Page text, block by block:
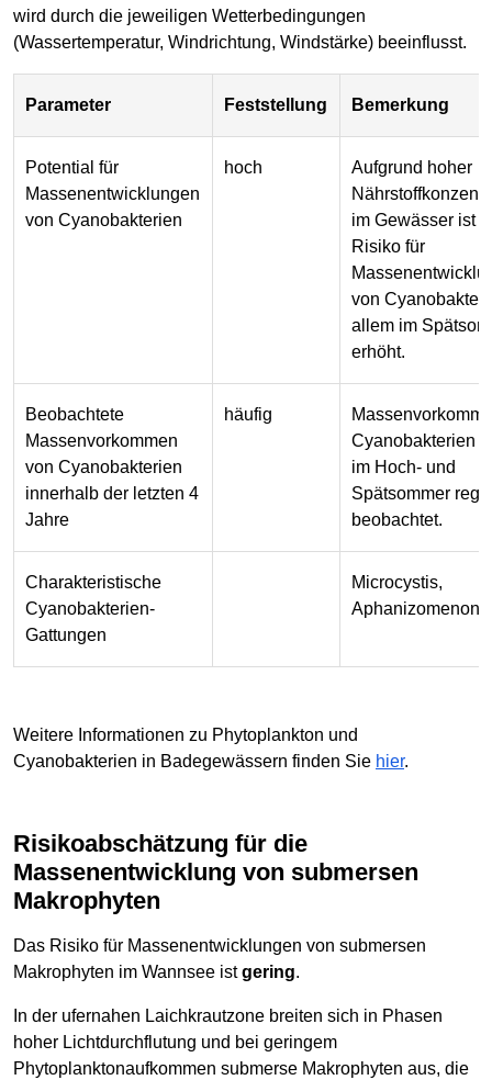
wird durch die jeweiligen Wetterbedingungen
(Wassertemperatur, Windrichtung, Windstärke) beeinflusst.
Parameter Feststellung Bemerkung
Potential für
Massenentwicklungen
von Cyanobakterien
hoch
Aufgrund hoher
im Gewässer ist
Risiko für
von
allem im
erhöht.
Beobachtete
Massenvorkommen
von Cyanobakterien
innerhalb der letzten 4
Jahre
häufig
Cyanobakterien
im Hoch- und
Spätsommer
beobachtet.
Charakteristische
Cyanobakterien-
Gattungen
Microcystis,
Aphanizomenon
Weitere Informationen zu Phytoplankton und
Cyanobakterien in Badegewässern finden Sie hier.
Risikoabschätzung für die
Massenentwicklung von submersen
Makrophyten
Das Risiko für Massenentwicklungen von submersen
Makrophyten im Wannsee istgering.
In der ufernahen Laichkrautzone breiten sich in Phasen
hoher Lichtdurchflutung und bei geringem
Phytoplanktonaufkommen submerse Makrophyten aus, die